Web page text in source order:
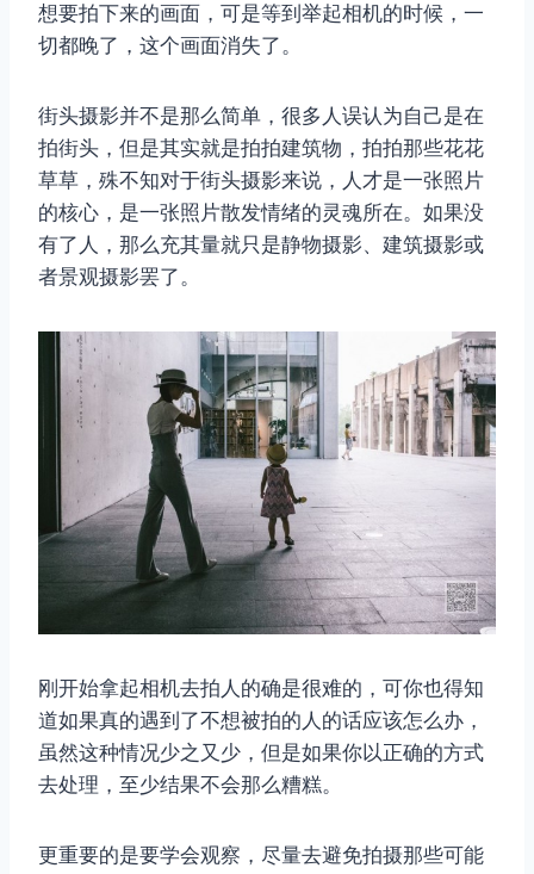
想要拍下来的画面，可是等到举起相机的时候，一
切都晚了，这个画面消失了。
街头摄影并不是那么简单，很多人误认为自己是在
拍街头，但是其实就是拍拍建筑物，拍拍那些花花
草草，殊不知对于街头摄影来说，人才是一张照片
的核心，是一张照片散发情绪的灵魂所在。如果没
有了人，那么充其量就只是静物摄影、建筑摄影或
者景观摄影罢了。
刚开始拿起相机去拍人的确是很难的，可你也得知
道如果真的遇到了不想被拍的人的话应该怎么办，
虽然这种情况少之又少，但是如果你以正确的方式
去处理，至少结果不会那么糟糕。
更重要的是要学会观察，尽量去避免拍摄那些可能